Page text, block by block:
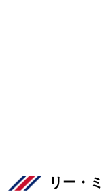
リー・